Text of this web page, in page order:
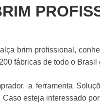
brim profissional,
fábricas de todo o
a ferramenta
Caso esteja interessado